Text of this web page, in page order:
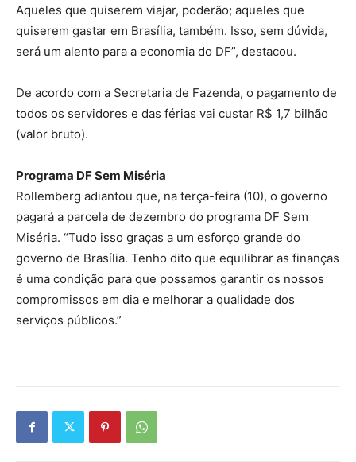
Aqueles que quiserem viajar, poderão; aqueles que
quiserem gastar em Brasília, também. Isso, sem dúvida,
será um alento para a economia do DF”, destacou.
De acordo com a Secretaria de Fazenda, o pagamento de
todos os servidores e das férias vai custar R$ 1,7 bilhão
(valor bruto).
Programa DF Sem Miséria
Rollemberg adiantou que, na terça-feira (10), o governo
pagará a parcela de dezembro do programa DF Sem
Miséria. “Tudo isso graças a um esforço grande do
governo de Brasília. Tenho dito que equilibrar as finanças
é uma condição para que possamos garantir os nossos
compromissos em dia e melhorar a qualidade dos
serviços públicos.”